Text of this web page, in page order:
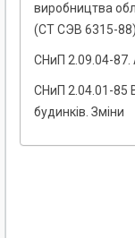
виробництва
(СТ СЭВ 6315-88)
СНиП 2.09.04-87.
СНиП 2.04.01-85
будинків. Зміни